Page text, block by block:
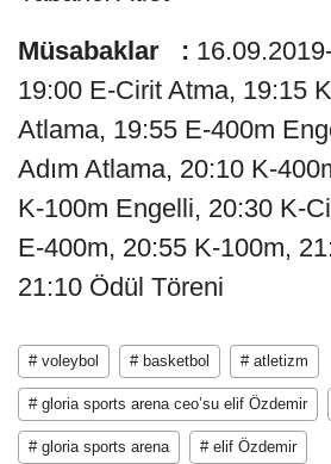
Müsabaklar :
19:00 E-Cirit Atma, 19:15
Atlama, 19:55 E-400m
Adım Atlama, 20:10 K-
K-100m Engelli, 20:30 K-
E-400m, 20:55 K-100m,
21:10 Ödül Töreni
# voleybol # basketbol # atletizm
# gloria sports arena ceo’su elif Özdemir
# gloria sports arena # elif Özdemir